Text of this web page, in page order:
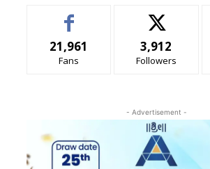
21,961
Fans
3,912
Followers
- Advertisement -